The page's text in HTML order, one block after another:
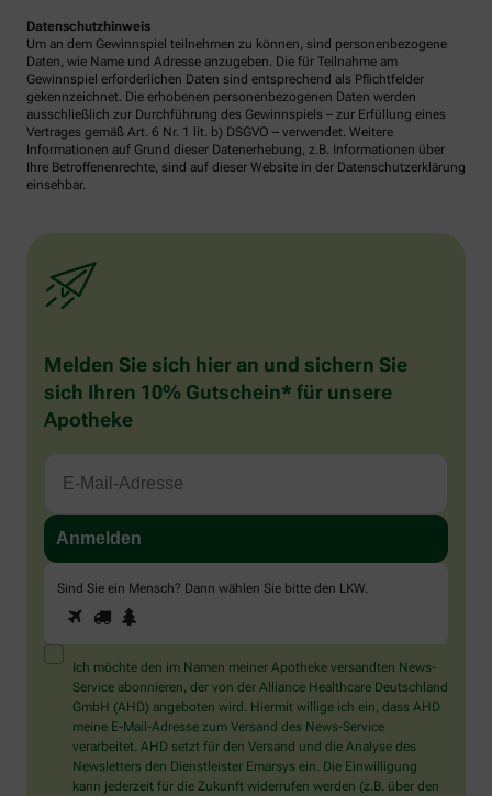
Datenschutzhinweis
Um an dem Gewinnspiel teilnehmen zu können, sind personenbezogene
Daten, wie Name und Adresse anzugeben. Die für Teilnahme am
Gewinnspiel erforderlichen Daten sind entsprechend als Pflichtfelder
gekennzeichnet. Die erhobenen personenbezogenen Daten werden
ausschließlich zur Durchführung des Gewinnspiels – zur Erfüllung eines
Vertrages gemäß Art. 6 Nr. 1 lit. b) DSGVO – verwendet. Weitere
Informationen auf Grund dieser Datenerhebung, z.B. Informationen über
Ihre Betroffenenrechte, sind auf dieser Website in der Datenschutzerklärung
einsehbar.
Melden Sie sich hier an und sichern Sie
sich Ihren 10% Gutschein* für unsere
Apotheke
Sind Sie ein Mensch? Dann wählen Sie bitte den LKW.
Sind
Sie
ein
Mensch?
Dann
wählen
Sie
bitte
den
LKW.
1 2
Ich möchte den im Namen meiner Apotheke versandten News-
Service abonnieren, der von der Alliance Healthcare Deutschland
GmbH (AHD) angeboten wird. Hiermit willige ich ein, dass AHD
meine E-Mail-Adresse zum Versand des News-Service
verarbeitet. AHD setzt für den Versand und die Analyse des
Newsletters den Dienstleister Emarsys ein. Die Einwilligung
kann jederzeit für die Zukunft widerrufen werden (z.B. über den